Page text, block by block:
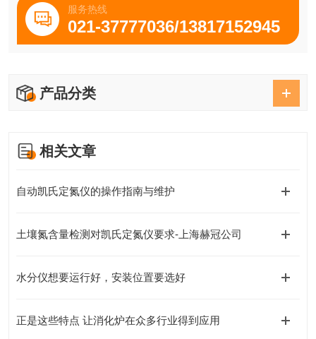
服务热线
021-37777036/13817152945
产品分类
相关文章
自动凯氏定氮仪的操作指南与维护
土壤氮含量检测对凯氏定氮仪要求-上海赫冠公司
水分仪想要运行好，安装位置要选好
正是这些特点 让消化炉在众多行业得到应用